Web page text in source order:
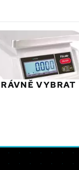
VYBRAT